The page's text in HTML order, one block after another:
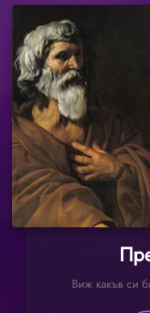
Виж какъв си